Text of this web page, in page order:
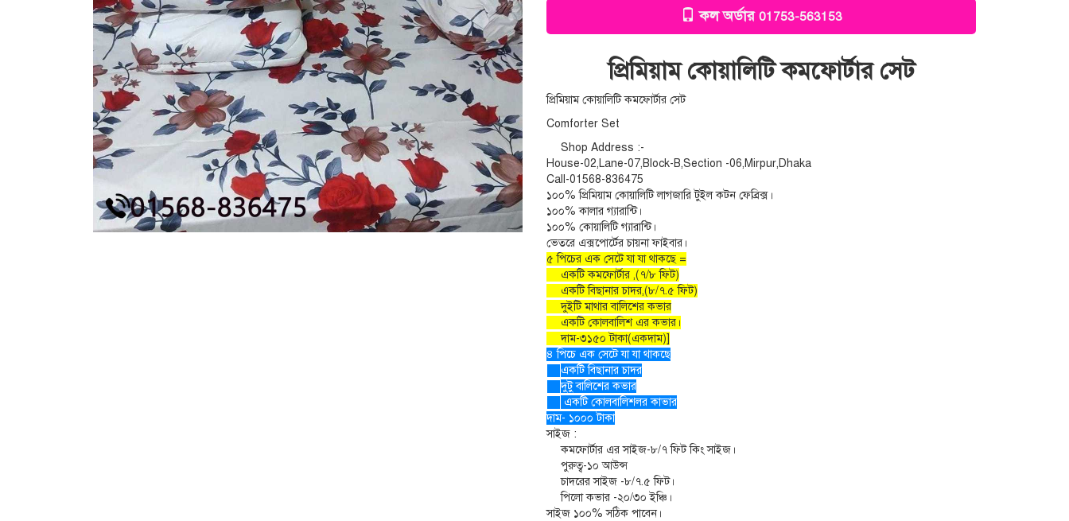
কল অর্ডার 01753-563153
প্রিমিয়াম কোয়ালিটি কমফোর্টার সেট
প্রিমিয়াম কোয়ালিটি কমফোর্টার সেট
Comforter Set
Shop Address :-
House-02,Lane-07,Block-B,Section -06,Mirpur,Dhaka
Call-01568-836475
১০০% প্রিমিয়াম কোয়ালিটি লাগজারি টুইল কটন ফেব্রিক্স।
১০০% কালার গ্যারান্টি।
১০০% কোয়ালিটি গ্যারান্টি।
ভেতরে এক্সপোর্টের চায়না ফাইবার।
৫ পিচের এক সেটে যা যা থাকছে =
একটি কমফোর্টার ,(৭/৮ ফিট)
একটি বিছানার চাদর,(৮/৭.৫ ফিট)
দুইটি মাথার বালিশের কভার
একটি কোলবালিশ এর কভার।
দাম-৩১৫০ টাকা(একদাম)]
৪ পিচে এক সেটে যা যা থাকছে
একটি বিছানার চাদর
দুটু বালিশের কভার
একটি কোলবালিশলর কাভার
দাম- ১০০০ টাকা
সাইজ :
কমফোর্টার এর সাইজ-৮/৭ ফিট কিং সাইজ।
পুরুত্ব-১০ আউন্স
চাদরের সাইজ -৮/৭.৫ ফিট।
পিলো কভার -২০/৩০ ইঞ্চি।
সাইজ ১০০% সঠিক পাবেন।